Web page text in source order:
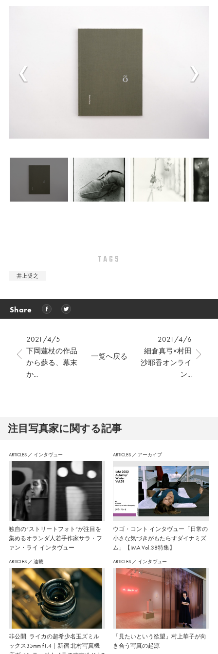
TAGS
井上奨之
Share
2021/4/5
下岡蓮杖の作品
から蘇る、幕末
か...
2021/4/6
細倉真弓×村田
沙耶香オンライ
ン...
一覧へ戻る
注⽬写真家に関する記事
ARTICLES ／ インタヴュー
独自の“ストリートフォト”が注目を
集めるオランダ人若手作家サラ・フ
ァン・ライ インタヴュー
ARTICLES ／ アーカイブ
ウゴ・コント インタヴュー「日常の
小さな気づきがもたらすダイナミズ
ム」【IMA Vol.38特集】
ARTICLES ／ 連載
非公開: ライカの超希少名玉ズミル
ックス35mm f1.4｜新宿 北村写真機
ARTICLES ／ インタヴュー
「見たいという欲望」村上華子が向
き合う写真の起源